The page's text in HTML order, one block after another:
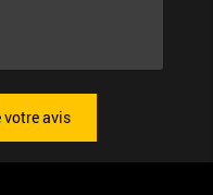
votre avis